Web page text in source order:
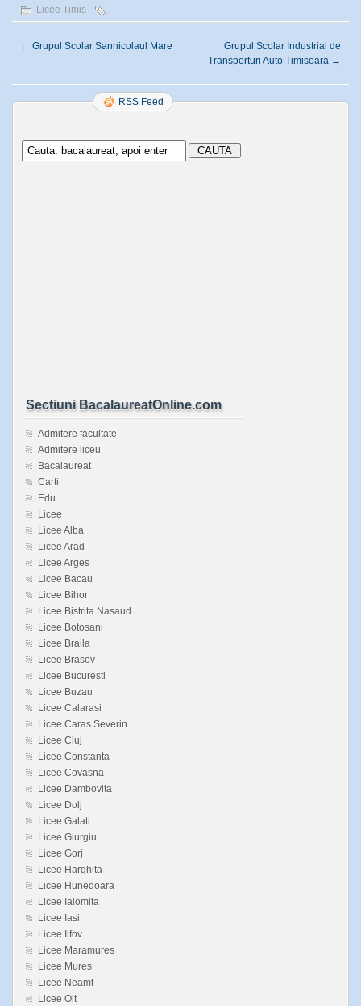
Licee Timis
← Grupul Scolar Sannicolaul Mare
Grupul Scolar Industrial de
Transporturi Auto Timisoara →
RSS Feed
Sectiuni BacalaureatOnline.com
Admitere facultate
Admitere liceu
Bacalaureat
Carti
Edu
Licee
Licee Alba
Licee Arad
Licee Arges
Licee Bacau
Licee Bihor
Licee Bistrita Nasaud
Licee Botosani
Licee Braila
Licee Brasov
Licee Bucuresti
Licee Buzau
Licee Calarasi
Licee Caras Severin
Licee Cluj
Licee Constanta
Licee Covasna
Licee Dambovita
Licee Dolj
Licee Galati
Licee Giurgiu
Licee Gorj
Licee Harghita
Licee Hunedoara
Licee Ialomita
Licee Iasi
Licee Ilfov
Licee Maramures
Licee Mures
Licee Neamt
Licee Olt